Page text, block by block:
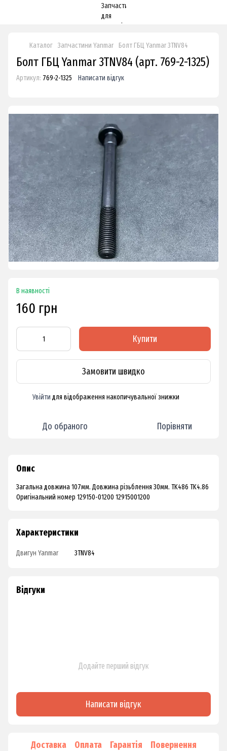
Каталог Запчастини Yanmar Болт ГБЦ Yanmar 3TNV84
Болт ГБЦ Yanmar 3TNV84 (арт. 769-2-1325)
Артикул: 769-2-1325 Написати відгук
В наявності
160 грн
Купити
Замовити швидко
Увійти для відображення накопичувальної знижки
До обраного Порівняти
Опис
Загальна довжина 107мм. Довжина різьблення 30мм. TK486 TK4.86
Оригінальний номер 129150-01200 12915001200
Характеристики
Двигун Yanmar 3TNV84
Відгуки
Додайте перший відгук
Написати відгук
Доставка Оплата Гарантія Повернення